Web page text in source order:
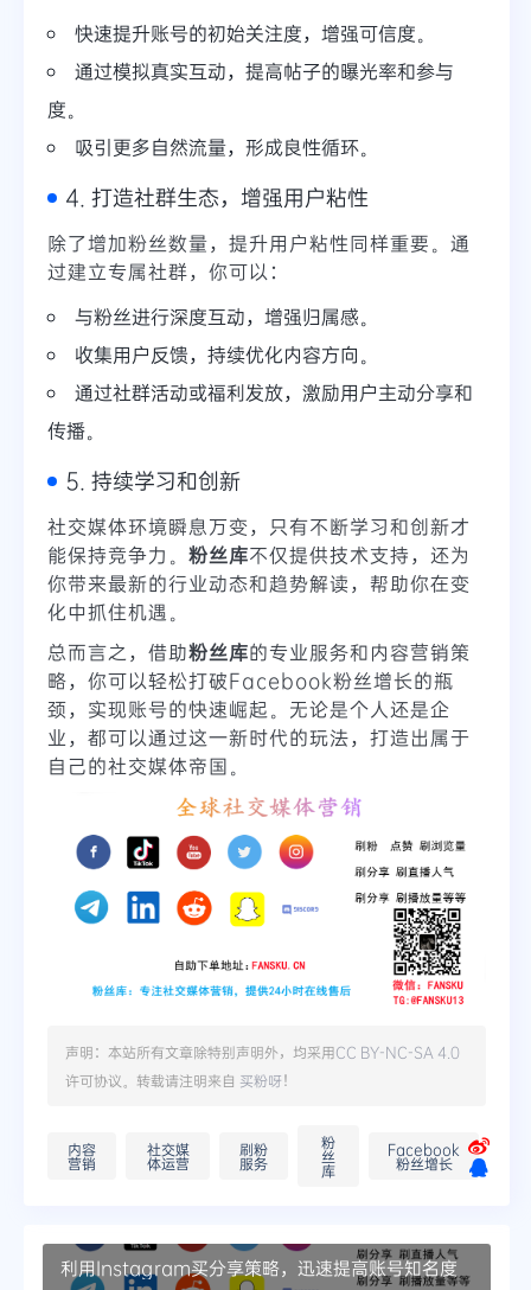
快速提升账号的初始关注度，增强可信度。
通过模拟真实互动，提高帖子的曝光率和参与
度。
吸引更多自然流量，形成良性循环。
4. 打造社群生态，增强用户粘性
除了增加粉丝数量，提升用户粘性同样重要。通
过建立专属社群，你可以：
与粉丝进行深度互动，增强归属感。
收集用户反馈，持续优化内容方向。
通过社群活动或福利发放，激励用户主动分享和
传播。
5. 持续学习和创新
社交媒体环境瞬息万变，只有不断学习和创新才
能保持竞争力。 粉丝库不仅提供技术支持，还为
你带来最新的行业动态和趋势解读，帮助你在变
化中抓住机遇。
总而言之，借助粉丝库的专业服务和内容营销策
略，你可以轻松打破Facebook粉丝增长的瓶
颈，实现账号的快速崛起。无论是个人还是企
业，都可以通过这一新时代的玩法，打造出属于
自己的社交媒体帝国。
声明：本站所有文章除特别声明外，均采用CC BY-NC-SA 4.0
许可协议。转载请注明来自 买粉呀！
内容
营销
社交媒
体运营
刷粉
服务
粉
丝
库
Facebook
粉丝增长
利用Instagram买分享策略，迅速提高账号知名度